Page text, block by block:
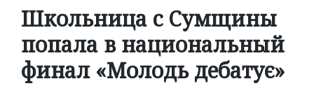
in
Школьница с Сумщины
попала в национальный
финал «Молодь дебатує»